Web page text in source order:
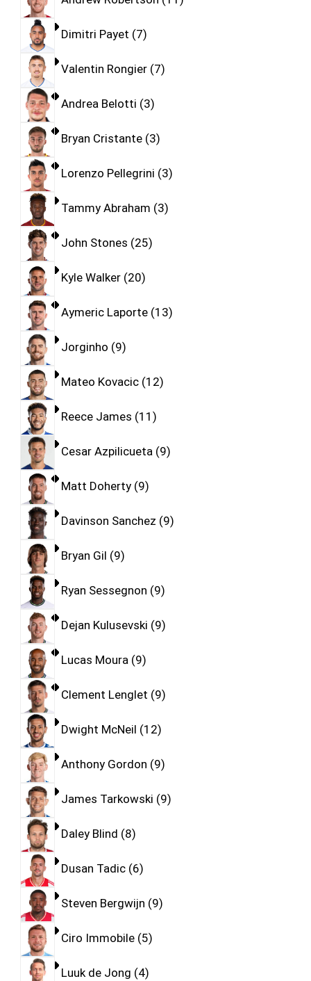
Dimitri Payet 7
Valentin Rongier 7
Andrea Belotti 3
Bryan Cristante 3
Lorenzo Pellegrini 3
Tammy Abraham 3
John Stones 25
Kyle Walker 20
Aymeric Laporte 13
Jorginho 9
Mateo Kovacic 12
Reece James 11
Cesar Azpilicueta 9
Matt Doherty 9
Davinson Sanchez 9
Bryan Gil 9
Ryan Sessegnon 9
Dejan Kulusevski 9
Lucas Moura 9
Clement Lenglet 9
Dwight McNeil 12
Anthony Gordon 9
James Tarkowski 9
Daley Blind 8
Dusan Tadic 6
Steven Bergwijn 9
Ciro Immobile 5
Luuk de Jong 4